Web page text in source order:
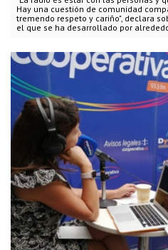
Hay una cuestión de comunidad
tremendo respeto y cariño", declara
el que se ha desarrollado por